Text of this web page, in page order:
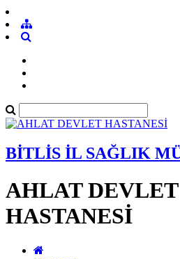
BİTLİS İL SAĞLIK
AHLAT DEVLET
HASTANESİ